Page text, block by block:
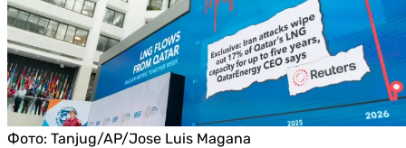
Фото: Tanjug/AP/Jose Luis Magana